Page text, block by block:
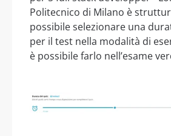
Politecnico di Milano è
possibile selezionare una
per il test nella modalità di
è possibile farlo nell’esame